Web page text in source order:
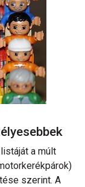
a múlt
szerint. A